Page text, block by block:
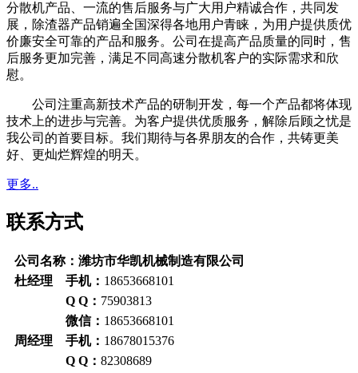
分散机产品、一流的售后服务与广大用户精诚合作，共同发
展，除渣器产品销遍全国深得各地用户青睐，为用户提供质优
价廉安全可靠的产品和服务。公司在提高产品质量的同时，售
后服务更加完善，满足不同高速分散机客户的实际需求和欣
慰。
公司注重高新技术产品的研制开发，每一个产品都将体现
技术上的进步与完善。为客户提供优质服务，解除后顾之忧是
我公司的首要目标。我们期待与各界朋友的合作，共铸更美
好、更灿烂辉煌的明天。
更多..
联系方式
公司名称：潍坊市华凯机械制造有限公司
杜经理 手机： 18653668101
Q Q： 75903813
微信： 18653668101
周经理 手机： 18678015376
Q Q： 82308689